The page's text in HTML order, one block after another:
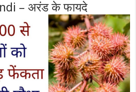
– अरंड के फायदे